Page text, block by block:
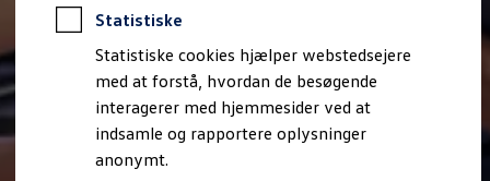
Statistiske
Statistiske cookies hjælper webstedsejere
med at forstå, hvordan de besøgende
interagerer med hjemmesider ved at
indsamle og rapportere oplysninger
anonymt.
Ejere og services
Book tid på værkstedet
Service
Serviceabonnementer
Service 5+
Service på elbiler
Prismatch
Fordele ved autoriseret værksted
Brugbar information